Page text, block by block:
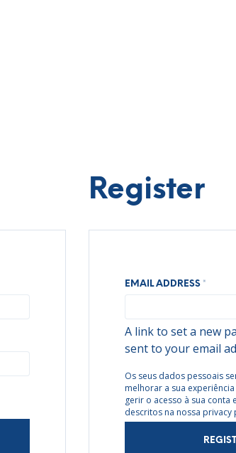
Register
EMAIL ADDRESS *
A link to set a new
sent to your email
Os seus dados pessoais
melhorar a sua
gerir o acesso à sua
descritos na nossa privacy